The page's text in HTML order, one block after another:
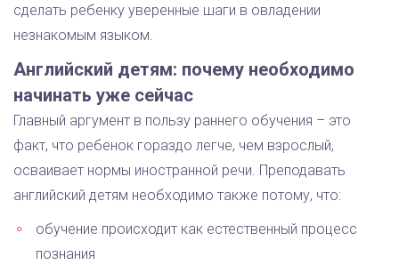
сделать ребенку уверенные шаги в овладении
незнакомым языком.
Английский детям: почему необходимо
начинать уже сейчас
Главный аргумент в пользу раннего обучения – это
факт, что ребенок гораздо легче, чем взрослый,
осваивает нормы иностранной речи. Преподавать
английский детям необходимо также потому, что:
обучение происходит как естественный процесс
познания